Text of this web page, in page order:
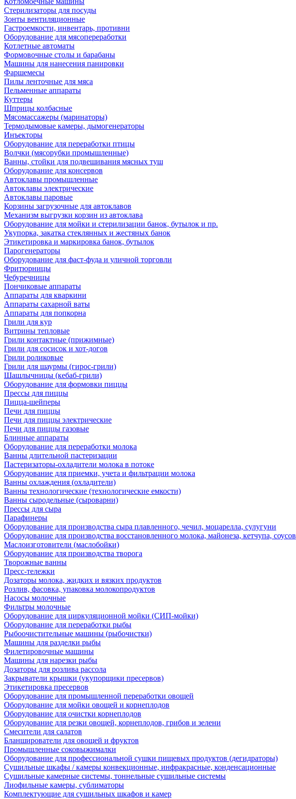
Стерилизаторы для посуды
Зонты вентиляционные
Гастроемкости, инвентарь, противни
Оборудование для мясопереработки
Котлетные автоматы
Формовочные столы и барабаны
Машины для нанесения панировки
Фаршемесы
Пилы ленточные для мяса
Пельменные аппараты
Куттеры
Шприцы колбасные
Мясомассажеры (маринаторы)
Термодымовые камеры, дымогенераторы
Инъекторы
Оборудование для переработки птицы
Волчки (мясорубки промышленные)
Ванны, стойки для подвешивания мясных туш
Оборудование для консервов
Автоклавы промышленные
Автоклавы электрические
Автоклавы паровые
Корзины загрузочные для автоклавов
Механизм выгрузки корзин из автоклава
Оборудование для мойки и стерилизации банок, бутылок и пр.
Укупорка, закатка стеклянных и жестяных банок
Этикетировка и маркировка банок, бутылок
Парогенераторы
Оборудование для фаст-фуда и уличной торговли
Фритюрницы
Чебуречницы
Пончиковые аппараты
Аппараты для кваркини
Аппараты сахарной ваты
Аппараты для попкорна
Грили для кур
Витрины тепловые
Грили контактные (прижимные)
Грили для сосисок и хот-догов
Грили роликовые
Грили для шаурмы (гирос-грили)
Шашлычницы (кебаб-грили)
Оборудование для формовки пиццы
Прессы для пиццы
Пицца-шейперы
Печи для пиццы
Печи для пиццы электрические
Печи для пиццы газовые
Блинные аппараты
Оборудование для переработки молока
Ванны длительной пастеризации
Пастеризаторы-охладители молока в потоке
Оборудование для приемки, учета и фильтрации молока
Ванны охлаждения (охладители)
Ванны технологические (технологические емкости)
Ванны сыродельные (сыроварни)
Прессы для сыра
Парафинеры
Оборудование для производства сыра плавленного, чечил, моцарелла, сулугуни
Оборудование для производства восстановленного молока, майонеза, кетчупа, соусов
Маслоизготовители (маслобойки)
Оборудование для производства творога
Творожные ванны
Пресс-тележки
Дозаторы молока, жидких и вязких продуктов
Розлив, фасовка, упаковка молокопродуктов
Насосы молочные
Фильтры молочные
Оборудование для циркуляционной мойки (СИП-мойки)
Оборудование для переработки рыбы
Рыбоочистительные машины (рыбочистки)
Машины для разделки рыбы
Филетировочные машины
Машины для нарезки рыбы
Дозаторы для розлива рассола
Закрыватели крышки (укупорщики пресервов)
Этикетировка пресервов
Оборудование для промышленной переработки овощей
Оборудование для мойки овощей и корнеплодов
Оборудование для очистки корнеплодов
Оборудование для резки овощей, корнеплодов, грибов и зелени
Смесители для салатов
Бланширователи для овощей и фруктов
Промышленные соковыжималки
Оборудование для профессиональной сушки пищевых продуктов (дегидраторы)
Сушильные шкафы / камеры конвекционные, инфракрасные, конденсационные
Сушильные камерные системы, тоннельные сушильные системы
Лиофильные камеры, сублиматоры
Комплектующие для сушильных шкафов и камер